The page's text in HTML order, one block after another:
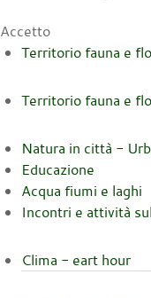
Accetto
Territorio fauna e
Territorio fauna e
Natura in città -
Educazione
Acqua fiumi e laghi
Incontri e attività
Clima - eart hour